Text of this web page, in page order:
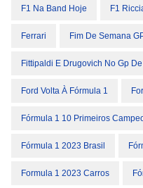
F1 Na Band Hoje F1
Ferrari Fim De Semana
Fittipaldi E Drugovich No Gp
Ford Volta À Fórmula 1
Fórmula 1 10 Primeiros
Fórmula 1 2023 Brasil
Formula 1 2023 Carros